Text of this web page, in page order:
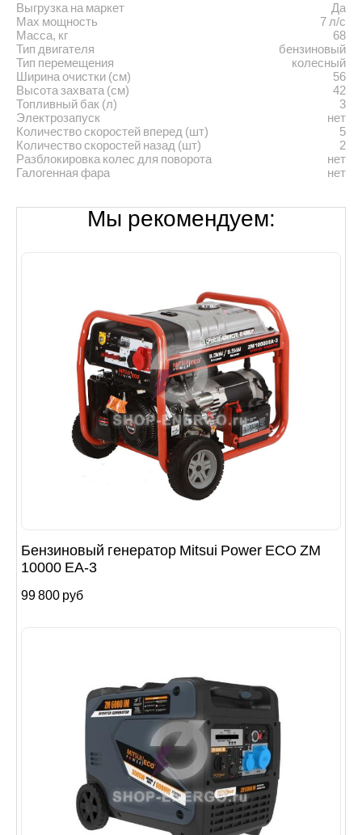
Выгрузка на маркет
Да
Max мощность
7 л/с
Масса, кг
68
Тип двигателя
бензиновый
Тип перемещения
колесный
Ширина очистки (см)
56
Высота захвата (см)
42
Топливный бак (л)
3
Электрозапуск
нет
Количество скоростей вперед (шт)
5
Количество скоростей назад (шт)
2
Разблокировка колес для поворота
нет
Галогенная фара
нет
Мы рекомендуем:
Бензиновый генератор Mitsui Power ECO ZM
10000 EA-3
99 800 руб